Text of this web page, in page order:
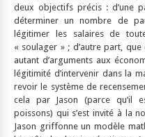
deux objectifs précis : d’une
déterminer un nombre de
légitimer les salaires de
« soulager » ; d’autre part,
autant d’arguments aux
légitimité d’intervenir dans la
revoir le système de
cela par Jason (parce qu’il
poissons) qui s’est invité à la
Jason griffonne un modèle